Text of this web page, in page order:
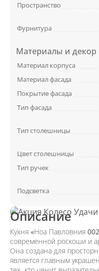
Пространство
Фурнитура
Материалы и декор
Материал корпуса
Материал фасада
Покрытие фасада
Тип фасада
Тип столешницы
Цвет столешницы
Тип ручек
Подсветка
Описание
Кухня «Ноа Павловния
современной роскоши и
Она создана для
является главным